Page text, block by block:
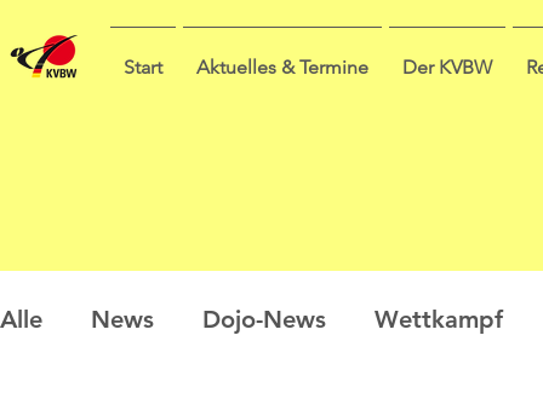
Start Aktuelles & Termine Der KVBW
Alle News Dojo-News Wettkampf